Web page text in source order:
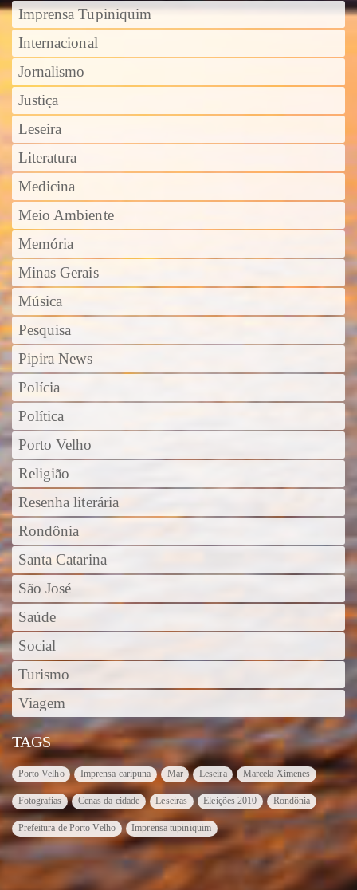
Imprensa Tupiniquim
Internacional
Jornalismo
Justiça
Leseira
Literatura
Medicina
Meio Ambiente
Memória
Minas Gerais
Música
Pesquisa
Pipira News
Polícia
Política
Porto Velho
Religião
Resenha literária
Rondônia
Santa Catarina
São José
Saúde
Social
Turismo
Viagem
TAGS
Porto Velho Imprensa caripuna Mar Leseira Marcela Ximenes
Fotografias Cenas da cidade Leseiras Eleições 2010 Rondônia
Prefeitura de Porto Velho Imprensa tupiniquim